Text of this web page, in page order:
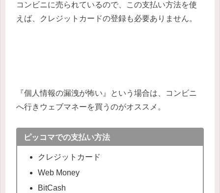
コンビニに売られているので、この支払い方法を使
えば、クレジットカードの登録も必要ありません。
『個人情報の漏洩が怖い』という場合は、コンビニ
へ行きウェブマネーを買うのがオススメ。
ピッコマでの支払い方法
クレジットカード
Web Money
BitCash